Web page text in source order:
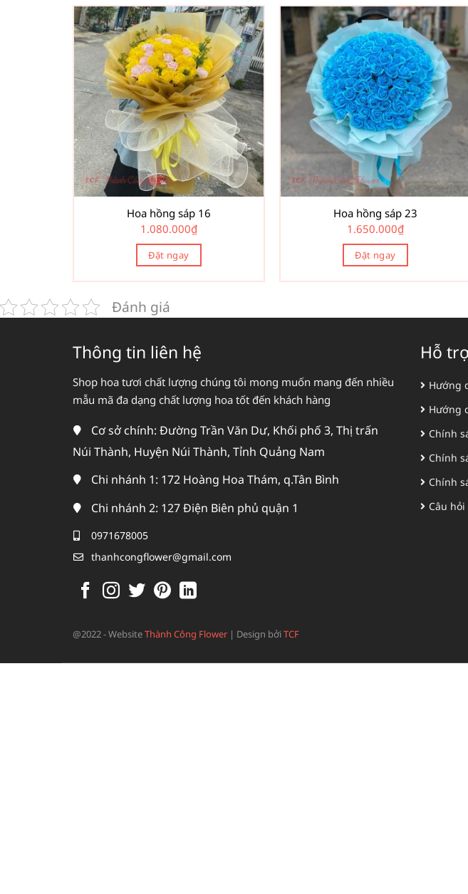
Hoa hồng sáp 16
1.080.000₫
Đặt ngay
Hoa hồng sáp 23
1.650.000₫
Đặt ngay
Đánh giá
Thông tin liên hệ
Shop hoa tươi chất lượng chúng tôi mong muốn mang đến nhiều
mẫu mã đa dạng chất lượng hoa tốt đến khách hàng
Cơ sở chính: Đường Trần Văn Dư, Khối phố 3, Thị trấn
Núi Thành, Huyện Núi Thành, Tỉnh Quảng Nam
Chi nhánh 1: 172 Hoàng Hoa Thám, q.Tân Bình
Chi nhánh 2: 127 Điện Biên phủ quận 1
0971678005
thanhcongflower@gmail.com
Hỗ
Hướng
Hướng
Chính
Chính
Chính
Câu
@2022 - WebsiteThành Công Flower | Design bởiTCF